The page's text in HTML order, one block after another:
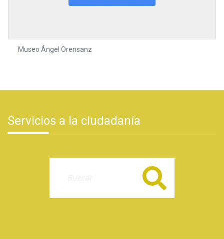
Museo Ángel Orensanz
Servicios a la ciudadanía
Buscar